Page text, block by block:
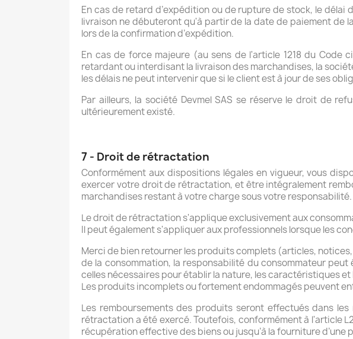
En cas de retard d’expédition ou de rupture de stock, le
livraison ne débuteront qu'à partir de la date de paiement de
lors de la confirmation d’expédition.
En cas de force majeure (au sens de l'article 1218 du Code
retardant ou interdisant la livraison des marchandises, la
les délais ne peut intervenir que si le client est à jour de ses
Par ailleurs, la société Devmel SAS se réserve le droit de
ultérieurement existé.
7 - Droit de rétractation
Conformément aux dispositions légales en vigueur, vous
exercer votre droit de rétractation, et être intégralement
marchandises restant à votre charge sous votre responsabilité.
Le droit de rétractation s'applique exclusivement aux
Il peut également s'appliquer aux professionnels lorsque les
Merci de bien retourner les produits complets (articles,
de la consommation, la responsabilité du consommateur
celles nécessaires pour établir la nature, les caractéristiques
Les produits incomplets ou fortement endommagés peuvent
Les remboursements des produits seront effectués dans
rétractation a été exercé. Toutefois, conformément à l'article
récupération effective des biens ou jusqu’à la fourniture d’une